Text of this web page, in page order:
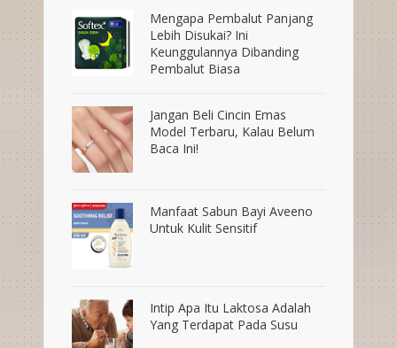
Mengapa Pembalut Panjang
Lebih Disukai? Ini
Keunggulannya Dibanding
Pembalut Biasa
Jangan Beli Cincin Emas
Model Terbaru, Kalau Belum
Baca Ini!
Manfaat Sabun Bayi Aveeno
Untuk Kulit Sensitif
Intip Apa Itu Laktosa Adalah
Yang Terdapat Pada Susu